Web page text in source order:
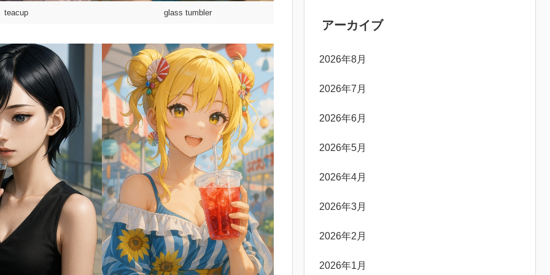
teacup glass tumbler
アーカイブ
2026年8月
2026年7月
2026年6月
2026年5月
2026年4月
2026年3月
2026年2月
2026年1月